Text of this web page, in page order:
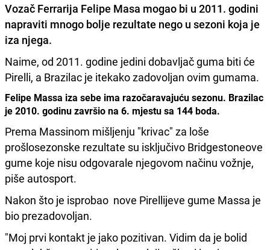
Vozač Ferrarija Felipe Masa mogao bi u 2011. godini
napraviti mnogo bolje rezultate nego u sezoni koja je
iza njega.
Naime, od 2011. godine jedini dobavljač guma biti će
Pirelli, a Brazilac je itekako zadovoljan ovim gumama.
Felipe Massa iza sebe ima razočaravajuću sezonu. Brazilac
je 2010. godinu završio na 6. mjestu sa 144 boda.
Prema Massinom mišljenju "krivac" za loše
prošlosezonske rezultate su isključivo Bridgestoneove
gume koje nisu odgovarale njegovom načinu vožnje,
piše autosport.
Nakon što je isprobao nove Pirellijeve gume Massa je
bio prezadovoljan.
"Moj prvi kontakt je jako pozitivan. Vidim da je bolid